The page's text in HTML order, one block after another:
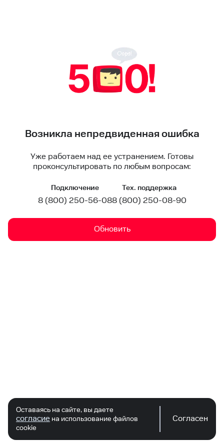
Возникла непредвиденная ошибка
Уже работаем над ее устранением. Готовы
проконсультировать по любым вопросам:
Подключение
8 (800) 250-56-08
Тех. поддержка
8 (800) 250-08-90
Обновить
Оставаясь на сайте, вы даете
согласие на использование файлов
cookie
Согласен